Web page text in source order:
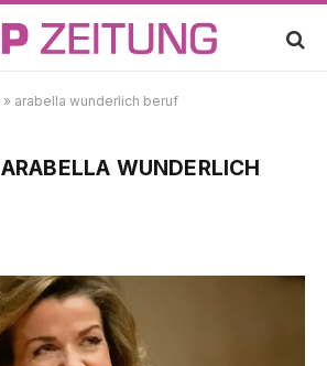
» arabella wunderlich beruf
ARABELLA WUNDERLICH